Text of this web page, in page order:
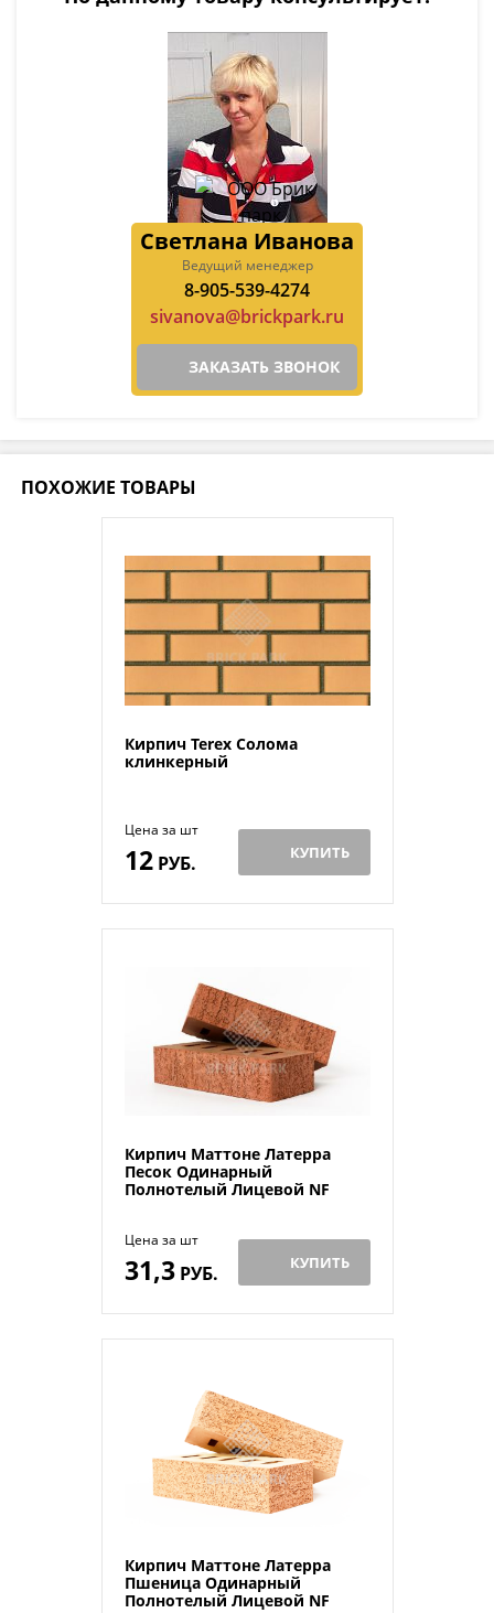
Светлана Иванова
Ведущий менеджер
8-905-539-4274
sivanova@brickpark.ru
ЗАКАЗАТЬ ЗВОНОК
ПОХОЖИЕ ТОВАРЫ
Кирпич Terex Солома
клинкерный
Цена за шт
12РУБ. КУПИТЬ
Кирпич Маттоне Латерра
Песок Одинарный
Полнотелый Лицевой NF
Цена за шт
31,3РУБ. КУПИТЬ
Кирпич Маттоне Латерра
Пшеница Одинарный
Полнотелый Лицевой NF